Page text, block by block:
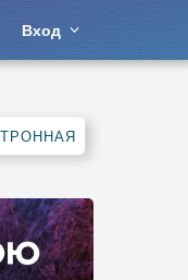
Вход